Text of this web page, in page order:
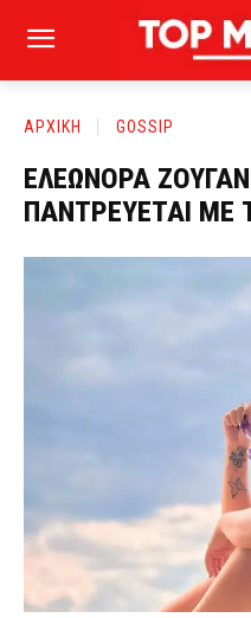
ΑΡΧΙΚΗ GOSSIP
ΕΛΕΩΝΟΡΑ
ΠΑΝΤΡΕΥΕΤΑΙ ΜΕ